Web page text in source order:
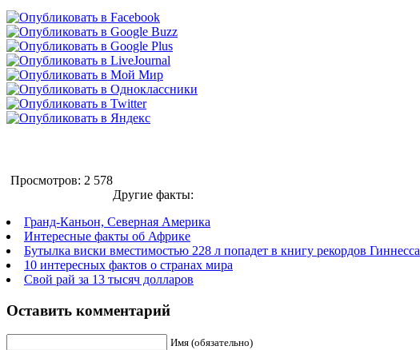
Просмотров: 2 578
Другие факты:
Гранд-Каньон, Северная Америка
Интересные факты об Африке
Бутылка виски вместимостью 228 л попадет в книгу рекордов Гиннесса
10 интересных фактов о странах мира
Свой рай за 13 тысяч долларов
Оставить комментарий
Имя (обязательно)